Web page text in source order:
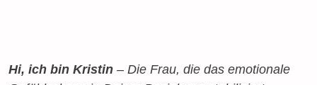
Hi, ich bin Kristin – Die Frau, die das emotionale